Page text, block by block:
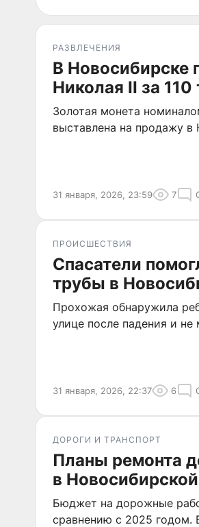
РАЗВЛЕЧЕНИЯ
В Новосибирске
Николая II за 110
Золотая монета
выставлена на продажу в
31 января, 2026, 23:59 7
ПРОИСШЕСТВИЯ
Спасатели
трубы в
Прохожая обнаружила
улице после падения и не
31 января, 2026, 22:37 6
ДОРОГИ И ТРАНСПОРТ
Планы ремонта
в
Бюджет на дорожные
сравнению с 2025 годом.